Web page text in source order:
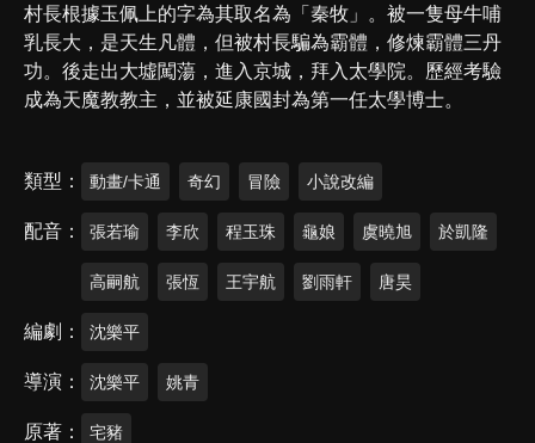
村長根據玉佩上的字為其取名為「秦牧」。被一隻母牛哺
乳長大，是天生凡體，但被村長騙為霸體，修煉霸體三丹
功。後走出大墟闖蕩，進入京城，拜入太學院。歷經考驗
成為天魔教教主，並被延康國封為第一任太學博士。
類型 動畫/卡通 奇幻 冒險 小說改編
配音 張若瑜 李欣 程玉珠 龜娘 虞曉旭 於凱隆
高嗣航 張恆 王宇航 劉雨軒 唐昊
編劇 沈樂平
導演 沈樂平 姚青
原著 宅豬